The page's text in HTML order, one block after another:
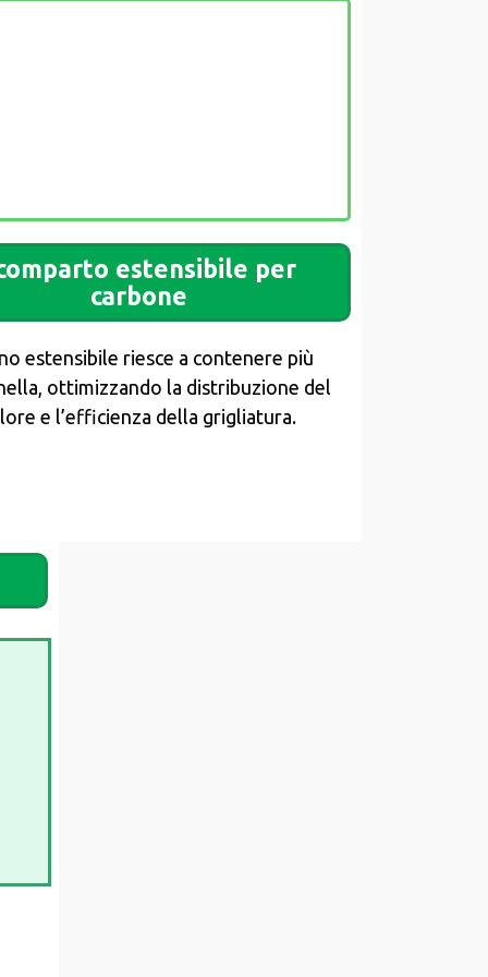
estensibile per
carbone
estensibile riesce a contenere più
ottimizzando la distribuzione del
e l’efficienza della grigliatura.